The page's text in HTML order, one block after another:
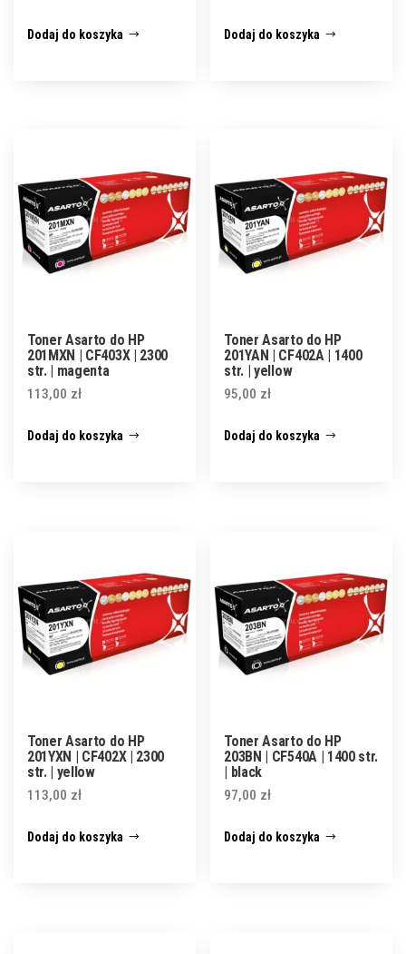
Dodaj do koszyka Dodaj do koszyka
Toner Asarto do HP
201MXN | CF403X | 2300
str. | magenta
113,00 zł
Dodaj do koszyka
Toner Asarto do HP
201YAN | CF402A | 1400
str. | yellow
95,00 zł
Dodaj do koszyka
Toner Asarto do HP
201YXN | CF402X | 2300
str. | yellow
113,00 zł
Dodaj do koszyka
Toner Asarto do HP
203BN | CF540A | 1400 str.
| black
97,00 zł
Dodaj do koszyka